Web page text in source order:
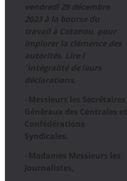
vendredi 29 décembre
2023 à la bourse du
travail à Cotonou, pour
implorer la clémence des
autorités. Lire l
´intégralité de leurs
déclarations.
–Messieurs les Secrétaires
Généraux des Centrales et
Confédérations
Syndicales.
–Madames Messieurs les
Journalistes,